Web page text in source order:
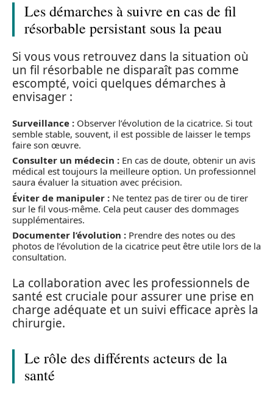
Les démarches à suivre en cas de fil
résorbable persistant sous la peau
Si vous vous retrouvez dans la situation où
un fil résorbable ne disparaît pas comme
escompté, voici quelques démarches à
envisager :
Surveillance : Observer l’évolution de la cicatrice. Si tout
semble stable, souvent, il est possible de laisser le temps
faire son œuvre.
Consulter un médecin : En cas de doute, obtenir un avis
médical est toujours la meilleure option. Un professionnel
saura évaluer la situation avec précision.
Éviter de manipuler : Ne tentez pas de tirer ou de tirer
sur le fil vous-même. Cela peut causer des dommages
supplémentaires.
Documenter l’évolution : Prendre des notes ou des
photos de l’évolution de la cicatrice peut être utile lors de la
consultation.
La collaboration avec les professionnels de
santé est cruciale pour assurer une prise en
charge adéquate et un suivi efficace après la
chirurgie.
Le rôle des différents acteurs de la
santé